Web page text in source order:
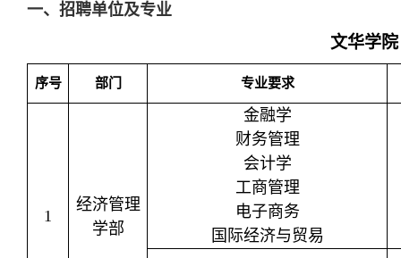
一、招聘单位及专业
文华学
序号 部门 专业要求
1
经济管理
学部
金融学
财务管理
会计学
工商管理
电子商务
国际经济与贸易